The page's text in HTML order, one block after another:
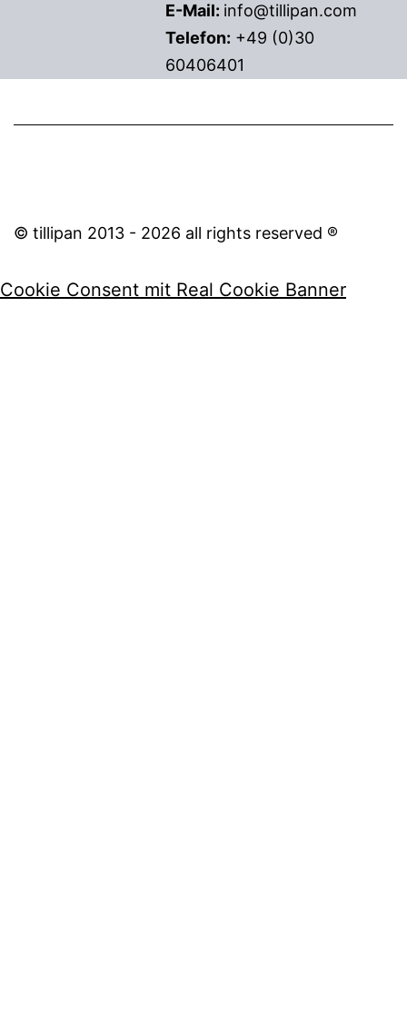
E-Mail: info@tillipan.com
Telefon: +49 (0)30
60406401
© tillipan 2013 - 2026 all rights reserved ®
Cookie Consent mit Real Cookie Banner